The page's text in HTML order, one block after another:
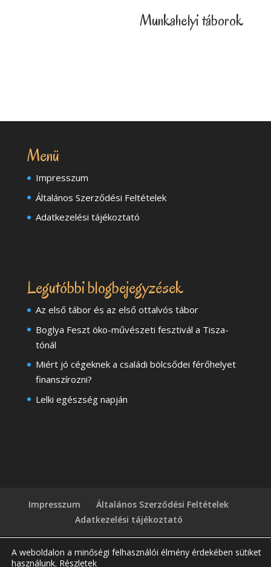
Munkahelyi táborok
Menü
Impresszum
Általános Szerződési Feltételek
Adatkezelési tájékoztató
Legutóbbi blogbejegyzések
Az első tábor és az első ottalvós tábor
Boglya Feszt öko-művészeti fesztivál a Tisza-
tónál
Miért jó cégeknek a családi bölcsődei férőhelyet
finanszírozni?
Lelki egészség napján
Impresszum
Általános Szerződési Feltételek
Adatkezelési tájékoztató
A weboldalon a minőségi felhasználói élmény érdekében sütiket
használunk. Részletek